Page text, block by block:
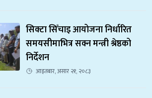
सिक्टा सिँचाइ आयोजना निर्धारित
समयसीमाभित्र सक्न मन्त्री श्रेष्ठको
निर्देशन
आइतबार, असार २१, २०८३